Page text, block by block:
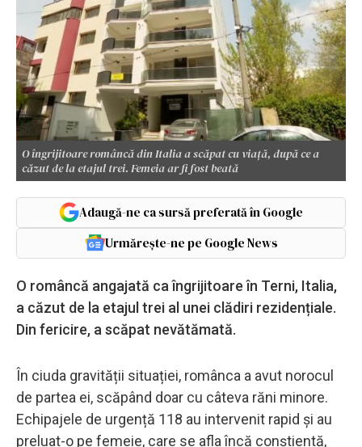
O îngrijitoare româncă din Italia a scăpat cu viață, după ce a
căzut de la etajul trei. Femeia ar fi fost beată
Adaugă-ne ca sursă preferată în Google
Urmărește-ne pe Google News
O româncă angajată ca îngrijitoare în Terni, Italia,
a căzut de la etajul trei al unei clădiri rezidențiale.
Din fericire, a scăpat nevătămată.
În ciuda gravității situației, românca a avut norocul
de partea ei, scăpând doar cu câteva răni minore.
Echipajele de urgență 118 au intervenit rapid și au
preluat-o pe femeie, care se afla încă conștientă,